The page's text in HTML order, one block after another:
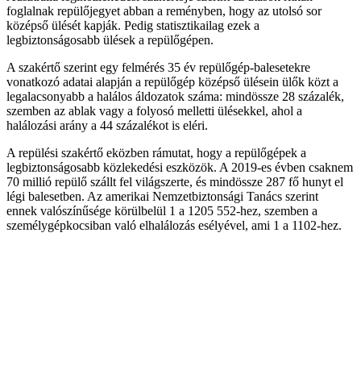
foglalnak repülőjegyet abban a reményben, hogy az utolsó sor
középső ülését kapják. Pedig statisztikailag ezek a
legbiztonságosabb ülések a repülőgépen.
A szakértő szerint egy felmérés 35 év repülőgép-balesetekre
vonatkozó adatai alapján a repülőgép középső ülésein ülők közt a
legalacsonyabb a halálos áldozatok száma: mindössze 28 százalék,
szemben az ablak vagy a folyosó melletti ülésekkel, ahol a
halálozási arány a 44 százalékot is eléri.
A repülési szakértő eközben rámutat, hogy a repülőgépek a
legbiztonságosabb közlekedési eszközök. A 2019-es évben csaknem
70 millió repülő szállt fel világszerte, és mindössze 287 fő hunyt el
légi balesetben. Az amerikai Nemzetbiztonsági Tanács szerint
ennek valószínűsége körülbelül 1 a 1205 552-hez, szemben a
személygépkocsiban való elhalálozás esélyével, ami 1 a 1102-hez.